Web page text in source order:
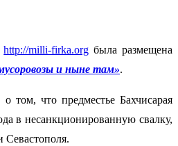
http://milli-firka.org была размещена
и ныне там».
том, что предместье Бахчисарая
в несанкционированную свалку,
Севастополя.